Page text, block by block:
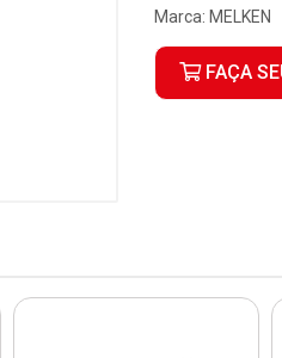
Marca: MELKEN
FAÇA